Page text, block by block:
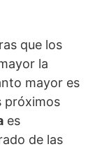
que los
la
mayor es
próximos
es
de las